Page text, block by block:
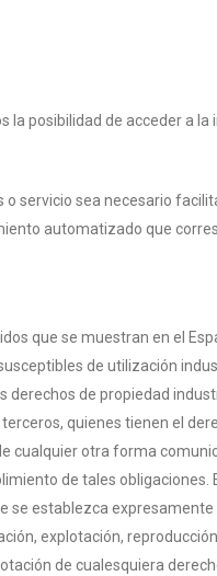
la posibilidad de acceder a
servicio sea necesario
automatizado que
que se muestran en el
de utilización
derechos de propiedad
quienes tienen el
cualquier otra forma
de tales
se establezca
explotación,
de cualesquiera